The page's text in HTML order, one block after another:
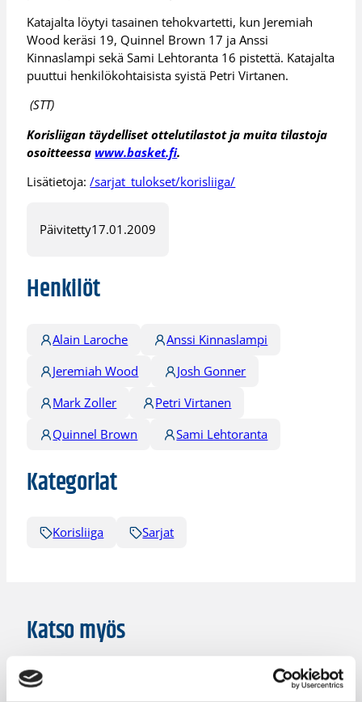
Katajalta löytyi tasainen tehokvartetti, kun Jeremiah
Wood keräsi 19, Quinnel Brown 17 ja Anssi
Kinnaslampi sekä Sami Lehtoranta 16 pistettä. Katajalta
puuttui henkilökohtaisista syistä Petri Virtanen.
(STT)
Korisliigan täydelliset ottelutilastot ja muita tilastoja
osoitteessa www.basket.fi.
Lisätietoja:/sarjat_tulokset/korisliiga/
Päivitetty17.01.2009
Henkilöt
Alain Laroche
Anssi Kinnaslampi
Jeremiah Wood
Josh Gonner
Mark Zoller
Petri Virtanen
Quinnel Brown
Sami Lehtoranta
Kategoriat
Korisliiga Sarjat
Katso myös